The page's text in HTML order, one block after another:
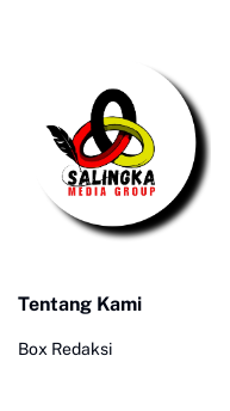
Tentang Kami
Box Redaksi